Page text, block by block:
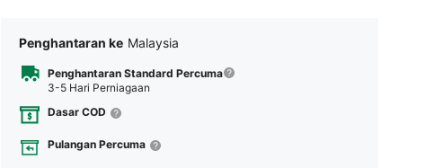
Penghantaran ke Malaysia
Penghantaran Standard Percuma
3-5 Hari Perniagaan
Dasar COD
Pulangan Percuma